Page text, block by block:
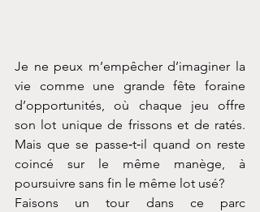
Je ne peux m’empêcher d’imaginer la
vie comme une grande fête foraine
d’opportunités, où chaque jeu offre
son lot unique de frissons et de ratés.
Mais que se passe‑t‑il quand on reste
coincé sur le même manège, à
poursuivre sans fin le même lot usé?
Faisons un tour dans ce parc